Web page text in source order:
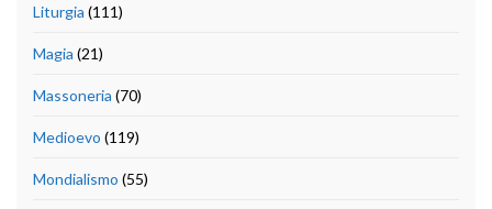
Liturgia (111)
Magia (21)
Massoneria (70)
Medioevo (119)
Mondialismo (55)